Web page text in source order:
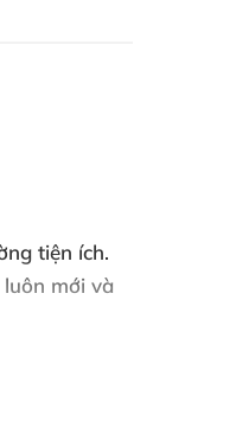
tiện ích.
mới và